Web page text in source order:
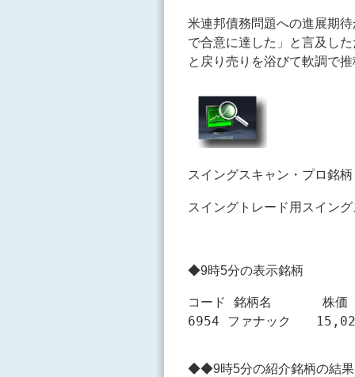
米連邦債務問題への進展期
で合意に達した」と言及し
と戻り売りを浴びて軟調で推
スイングスキャン・プロ銘柄
スイングトレード用スイン
◆9時5分の表示銘柄
コード 銘柄名　　　　株価
◆◆9時5分の紹介銘柄の結果